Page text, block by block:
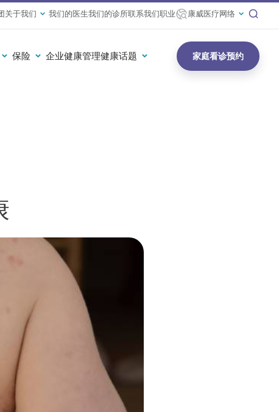
关于我们 我们的医生我们的诊所联系我们职业 康威医疗网络
保险 企业健康管理健康话题 家庭看诊预约